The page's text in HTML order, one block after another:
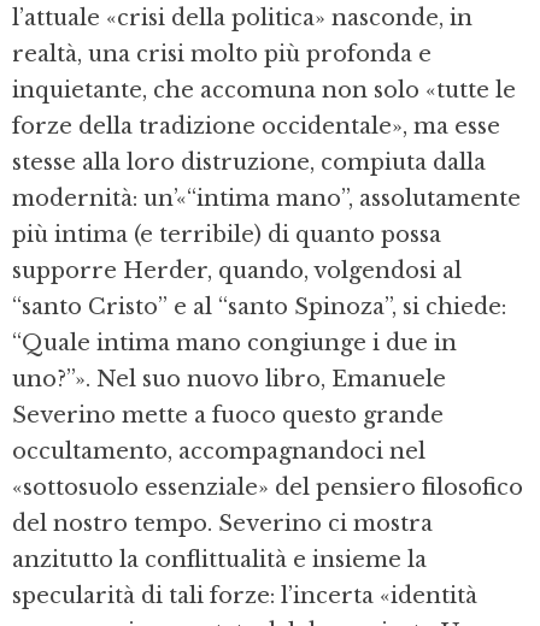
l’attuale «crisi della politica» nasconde, in
realtà, una crisi molto più profonda e
inquietante, che accomuna non solo «tutte le
forze della tradizione occidentale», ma esse
stesse alla loro distruzione, compiuta dalla
modernità: un’«“intima mano”, assolutamente
più intima (e terribile) di quanto possa
supporre Herder, quando, volgendosi al
“santo Cristo” e al “santo Spinoza”, si chiede:
“Quale intima mano congiunge i due in
uno?”». Nel suo nuovo libro, Emanuele
Severino mette a fuoco questo grande
occultamento, accompagnandoci nel
«sottosuolo essenziale» del pensiero filosofico
del nostro tempo. Severino ci mostra
anzitutto la conflittualità e insieme la
specularità di tali forze: l’incerta «identità